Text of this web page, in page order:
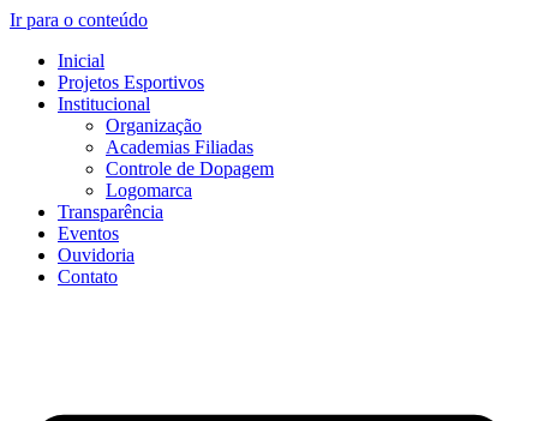
Ir para o conteúdo
Inicial
Projetos Esportivos
Institucional
Organização
Academias Filiadas
Controle de Dopagem
Logomarca
Transparência
Eventos
Ouvidoria
Contato